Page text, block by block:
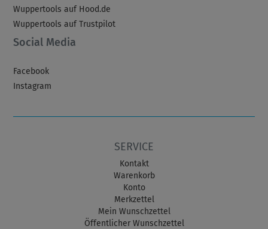
Wuppertools auf Hood.de
Wuppertools auf Trustpilot
Social Media
Facebook
Instagram
SERVICE
Kontakt
Warenkorb
Konto
Merkzettel
Mein Wunschzettel
Öffentlicher Wunschzettel